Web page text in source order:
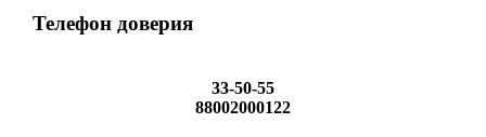
Телефон доверия
33-50-55
88002000122